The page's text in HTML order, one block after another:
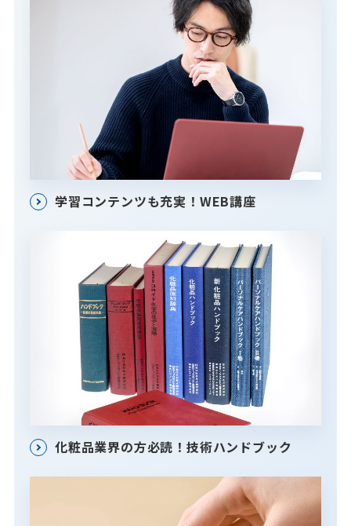
学習コンテンツも充実！WEB講座
化粧品業界の方必読！技術ハンドブック